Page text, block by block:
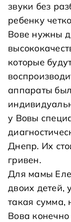
звуки без
ребенку
Вове нужны
которые
аппараты
у Вовы
Днепр. Их
гривен.
Для мамы
двоих детей,
такая сумма,
Вова конечно